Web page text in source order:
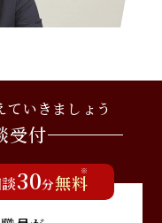
ていきましょう
受付
30分無料
※